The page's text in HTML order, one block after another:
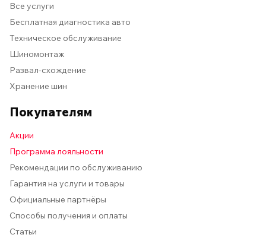
Все услуги
Бесплатная диагностика авто
Техническое обслуживание
Шиномонтаж
Развал-схождение
Хранение шин
Покупателям
Акции
Программа лояльности
Рекомендации по обслуживанию
Гарантия на услуги и товары
Официальные партнёры
Способы получения и оплаты
Статьи